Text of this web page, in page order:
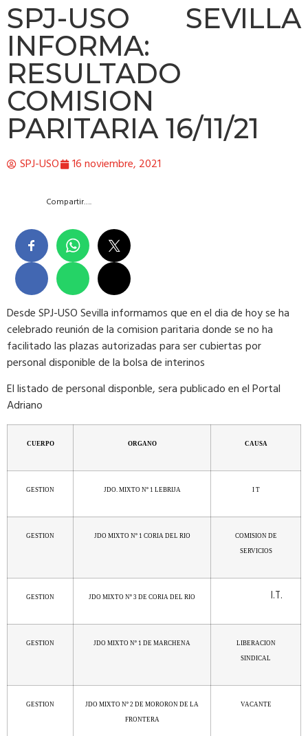
SPJ-USO SEVILLA
INFORMA:
RESULTADO
COMISION
PARITARIA 16/11/21
SPJ-USO 16 noviembre, 2021
Compartir….
Desde SPJ-USO Sevilla informamos que en el dia de hoy se ha
celebrado reunión de la comision paritaria donde se no ha
facilitado las plazas autorizadas para ser cubiertas por
personal disponible de la bolsa de interinos
El listado de personal disponble, sera publicado en el Portal
Adriano
CUERPO ORGANO CAUSA
GESTION JDO. MIXTO Nº 1 LEBRIJA I T
GESTION JDO MIXTO Nº 1 CORIA DEL RIO COMISION DE
SERVICIOS
GESTION JDO MIXTO Nº 3 DE CORIA DEL RIO I.T.
GESTION JDO MIXTO Nº 1 DE MARCHENA LIBERACION
SINDICAL
GESTION JDO MIXTO Nº 2 DE MORORON DE LA
FRONTERA
VACANTE